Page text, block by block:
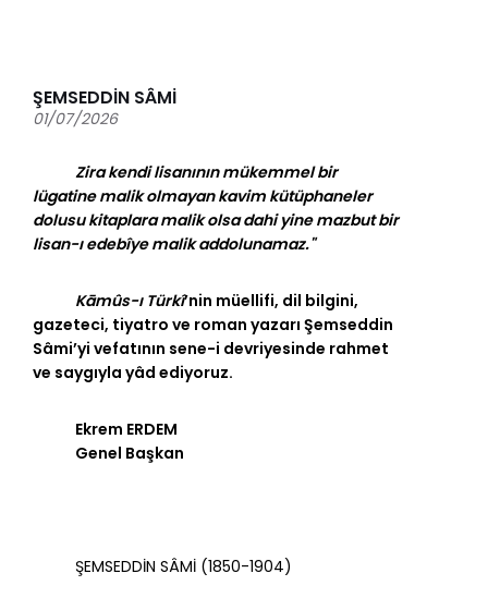
ŞEMSEDDİN SÂMİ
01/07/2026
Zira kendi lisanının mükemmel bir
lügatine malik olmayan kavim kütüphaneler
dolusu kitaplara malik olsa dahi yine mazbut bir
lisan-ı edebîye malik addolunamaz."
Kāmûs-ı Türkî’nin müellifi, dil bilgini,
gazeteci, tiyatro ve roman yazarı Şemseddin
Sâmi’yi vefatının sene-i devriyesinde rahmet
ve saygıyla yâd ediyoruz.
Ekrem ERDEM
Genel Başkan
ŞEMSEDDİN SÂMİ (1850-1904)